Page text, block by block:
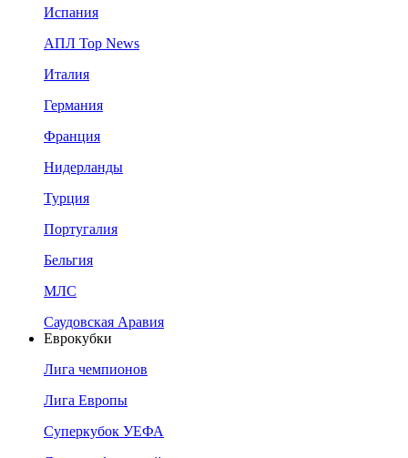
Испания
АПЛ Top News
Италия
Германия
Франция
Нидерланды
Турция
Португалия
Бельгия
МЛС
Саудовская Аравия
Еврокубки
Лига чемпионов
Лига Европы
Суперкубок УЕФА